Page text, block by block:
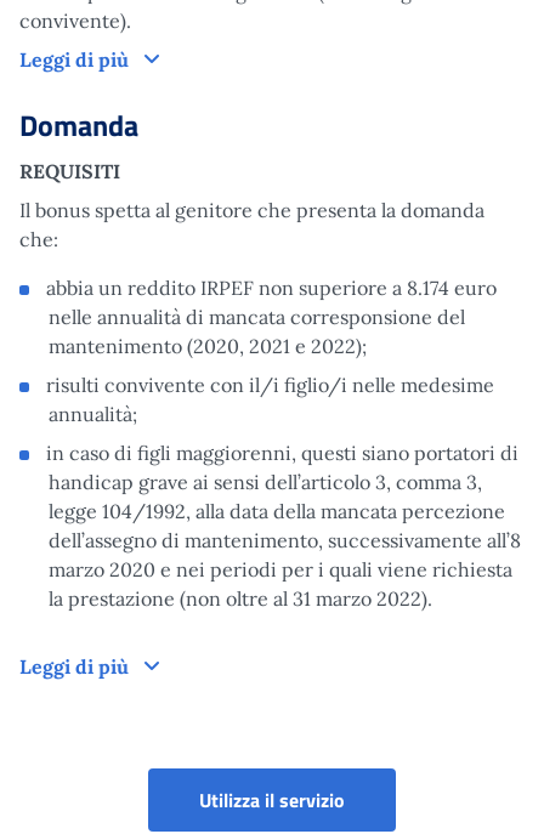
convivente).
Leggi di più
Come funziona
Domanda
REQUISITI
Il bonus spetta al genitore che presenta la domanda
che:
abbia un reddito IRPEF non superiore a 8.174 euro
nelle annualità di mancata corresponsione del
mantenimento (2020, 2021 e 2022);
risulti convivente con il/i figlio/i nelle medesime
annualità;
in caso di figli maggiorenni, questi siano portatori di
handicap grave ai sensi dell’articolo 3, comma 3,
legge 104/1992, alla data della mancata percezione
dell’assegno di mantenimento, successivamente all’8
marzo 2020 e nei periodi per i quali viene richiesta
la prestazione (non oltre al 31 marzo 2022).
Leggi di più Domanda
Utilizza il servizio